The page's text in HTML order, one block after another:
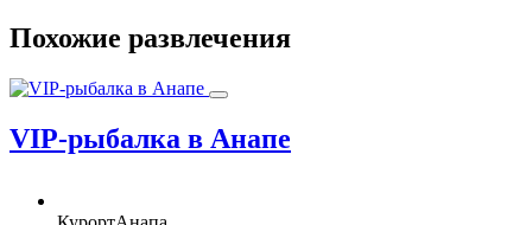
Похожие развлечения
VIP-рыбалка в Анапе